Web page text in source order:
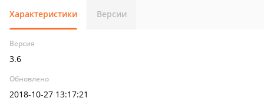
Характеристики Версии
Версия
3.6
Обновлено
2018-10-27 13:17:21